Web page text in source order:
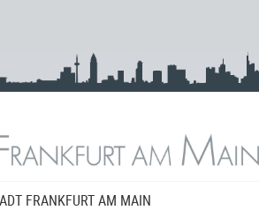
FRANKFURT AM MAIN